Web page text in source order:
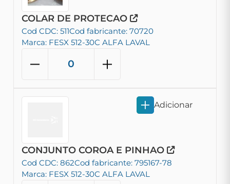
COLAR DE PROTECAO
Cod CDC: 511Cod fabricante: 70720
Marca: FESX 512-30C ALFA LAVAL
CONJUNTO COROA E PINHAO
Cod CDC: 862Cod fabricante: 795167-78
Marca: FESX 512-30C ALFA LAVAL
Adicionar